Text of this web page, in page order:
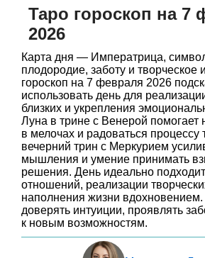
Таро гороскоп на 7
2026
Карта дня — Императрица,
плодородие, заботу и творческое
гороскоп на 7 февраля 2026
использовать день для
близких и укрепления
Луна в трине с Венерой помогает
в мелочах и радоваться процессу
вечерний трин с Меркурием
мышления и умение принимать
решения. День идеально
отношений, реализации
наполнения жизни
доверять интуиции, проявлять
к новым возможностям.